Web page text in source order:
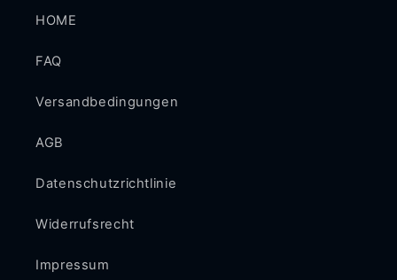
HOME
FAQ
Versandbedingungen
AGB
Datenschutzrichtlinie
Widerrufsrecht
Impressum